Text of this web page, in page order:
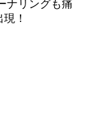
ナリングも痛
！